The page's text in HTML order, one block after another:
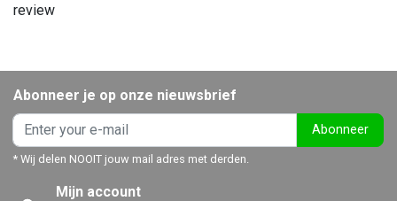
review
Abonneer je op onze nieuwsbrief
Abonneer
* Wij delen NOOIT jouw mail adres met derden.
Mijn account